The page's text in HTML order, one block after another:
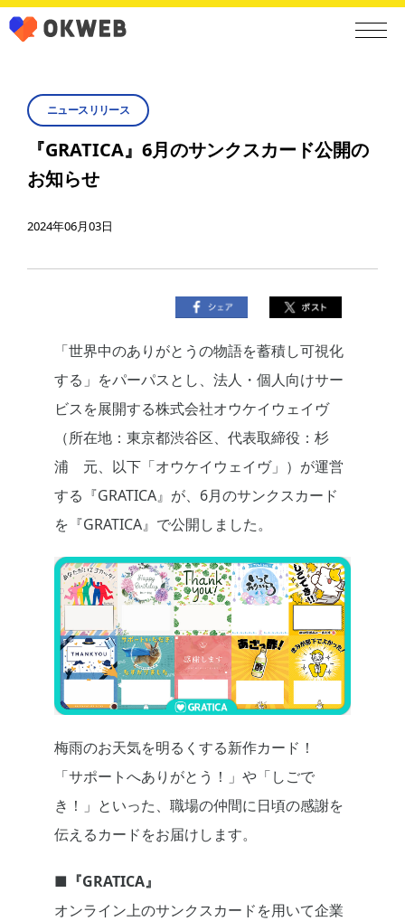
ニュースリリース
『GRATICA』6月のサンクスカード公開の
お知らせ
2024年06月03日
「世界中のありがとうの物語を蓄積し可視化
する」をパーパスとし、法人・個人向けサー
ビスを展開する株式会社オウケイウェイヴ
（所在地：東京都渋谷区、代表取締役：杉
浦 元、以下「オウケイウェイヴ」）が運営
する『GRATICA』が、6月のサンクスカード
を『GRATICA』で公開しました。
梅雨のお天気を明るくする新作カード！
「サポートへありがとう！」や「しごで
き！」といった、職場の仲間に日頃の感謝を
伝えるカードをお届けします。
■ 『GRATICA』
オンライン上のサンクスカードを用いて企業